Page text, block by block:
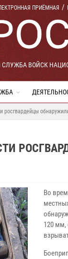
ПРИЁМНАЯ
СЛУЖБА ВОЙСК
росгвардейцы
Во
120 мм,